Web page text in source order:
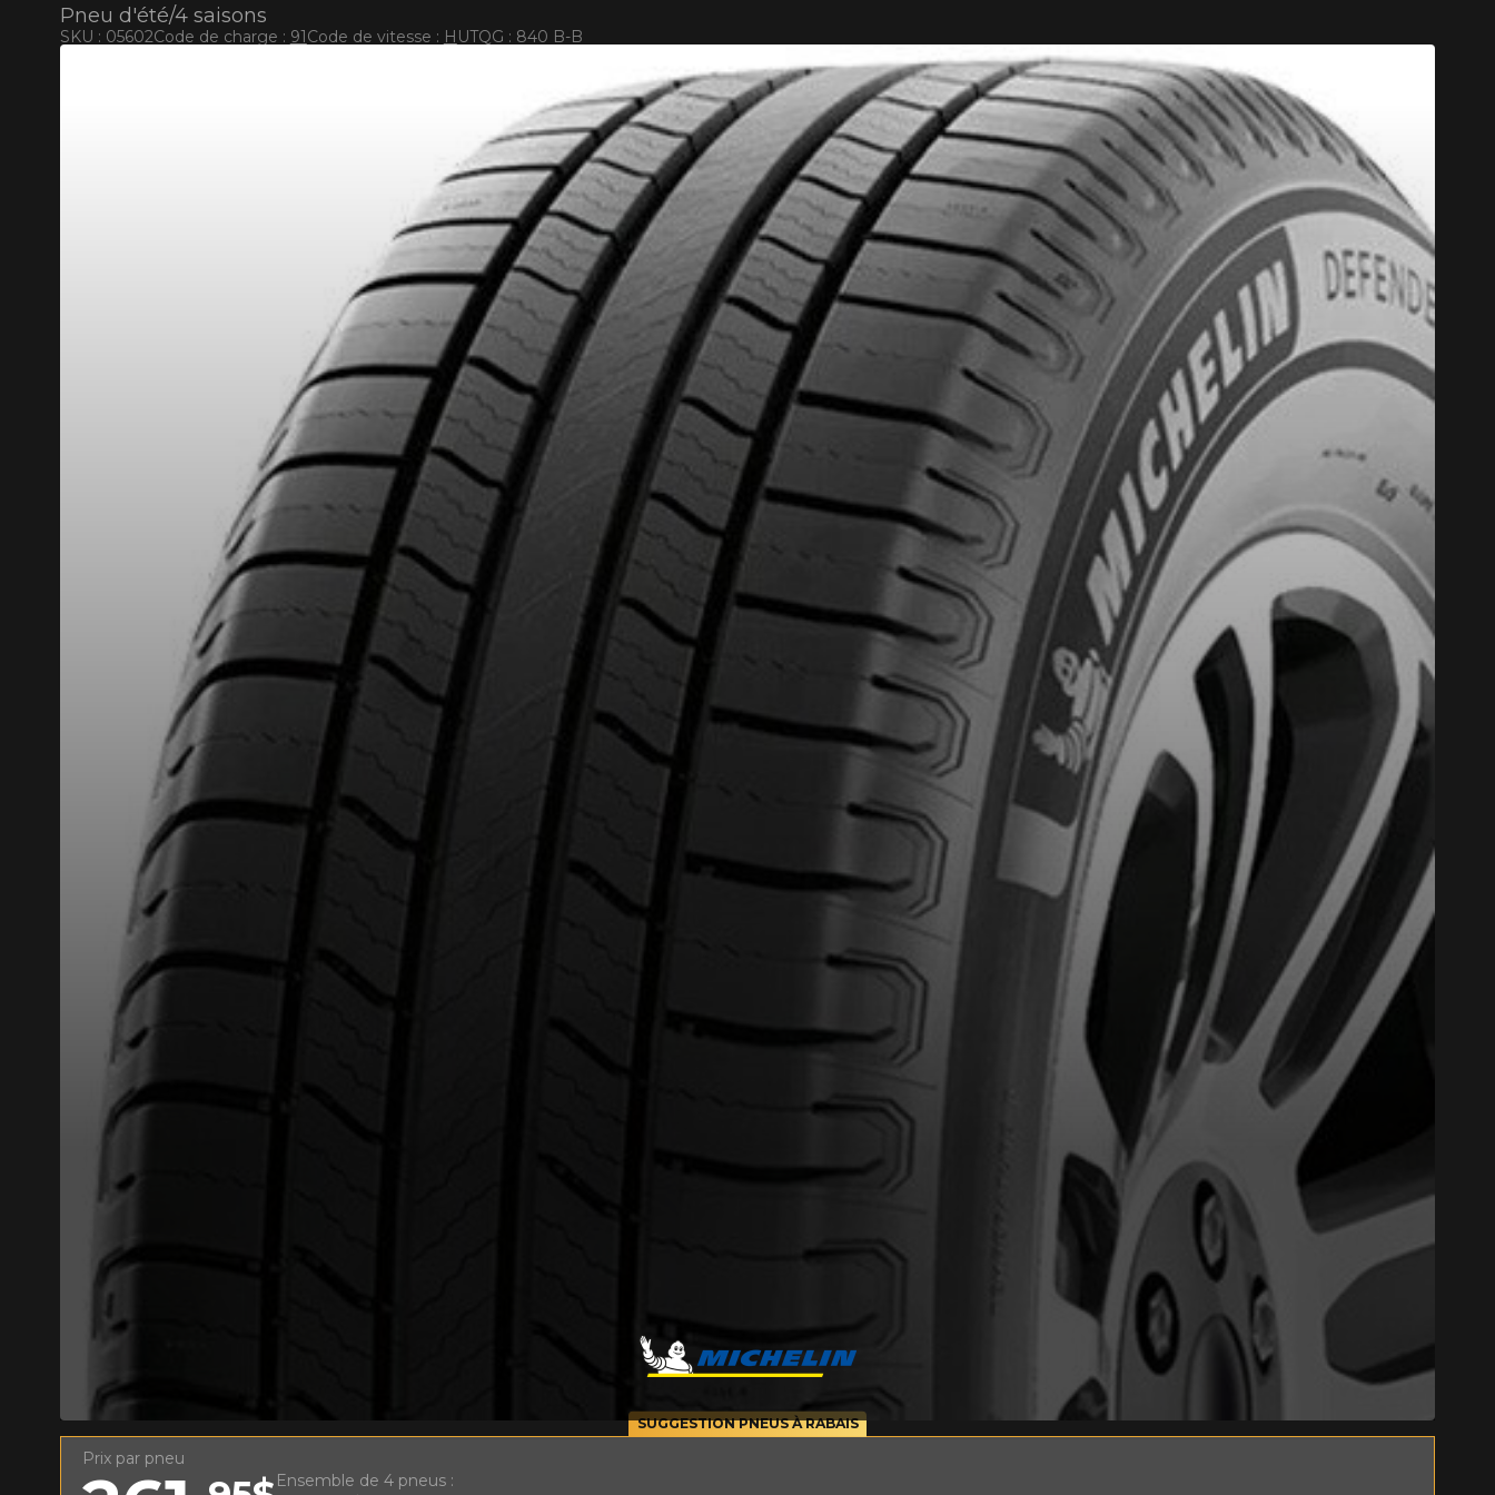
Pneu d'été/4 saisons
SKU : 05602Code de charge : 91Code de vitesse : H UTQG : 840 B-B
SUGGESTION PNEUS À RABAIS
Prix par pneu
Ensemble de 4 pneus :
POUR UN TEMPS LIMITÉ SUR PRODUITS SÉLECTIONNÉS. MINIMUM DE 500$ AVANT TAXES. PLUS D'INFO
Close
Votre avis concernant le DEFENDER 2
Courriel
Votre véhicule